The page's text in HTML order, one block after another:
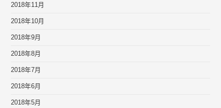
2018年11月
2018年10月
2018年9月
2018年8月
2018年7月
2018年6月
2018年5月